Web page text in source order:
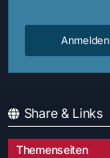
Anmelden
Share & Links
Themenseiten